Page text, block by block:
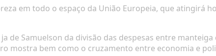
em todo o espaço da União Europeia, que atingirá
de Samuelson da divisão das despesas entre
mostra bem como o cruzamento entre economia e